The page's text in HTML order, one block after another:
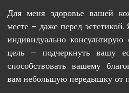
Для меня здоровье вашей
месте – даже перед эстетикой.
индивидуально
цель – подчеркнуть вашу
способствовать вашему
вам небольшую передышку от